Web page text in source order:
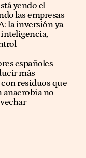
yendo el
las empresas
la inversión ya
españoles
más
residuos que
anaerobia no